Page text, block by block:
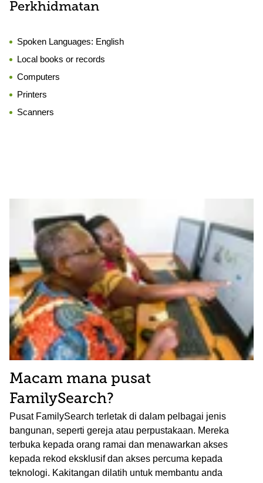
Perkhidmatan
Spoken Languages: English
Local books or records
Computers
Printers
Scanners
Macam mana pusat
FamilySearch?
Pusat FamilySearch terletak di dalam pelbagai jenis
bangunan, seperti gereja atau perpustakaan. Mereka
terbuka kepada orang ramai dan menawarkan akses
kepada rekod eksklusif dan akses percuma kepada
teknologi. Kakitangan dilatih untuk membantu anda